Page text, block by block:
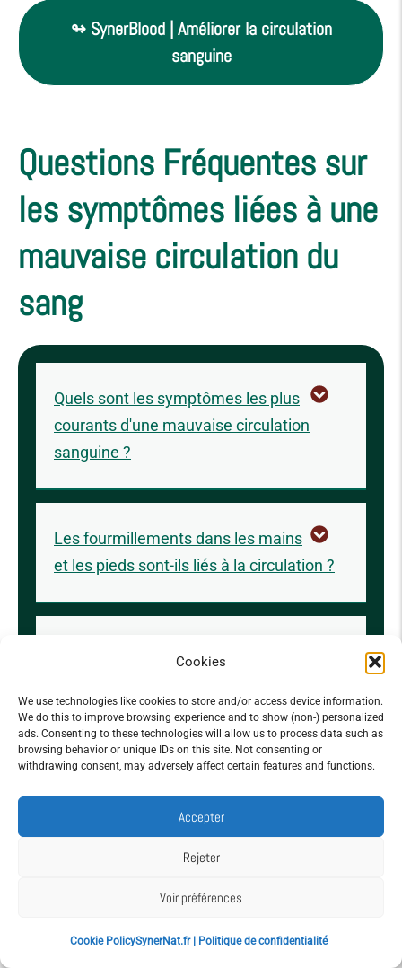
Cookies
We use technologies like cookies to store and/or access device information.
We do this to improve browsing experience and to show (non-) personalized
ads. Consenting to these technologies will allow us to process data such as
browsing behavior or unique IDs on this site. Not consenting or
withdrawing consent, may adversely affect certain features and functions.
Accepter
Rejeter
Voir préférences
Cookie PolicySynerNat.fr | Politique de confidentialité
↬ SynerBlood | Améliorer la circulation
sanguine
Questions Fréquentes sur
les symptômes liées à une
mauvaise circulation du
sang
Quels sont les symptômes les plus
courants d'une mauvaise circulation
sanguine ?
Les fourmillements dans les mains
et les pieds sont-ils liés à la circulation ?
Les varices sont-elles le signe d'un
Les crampes nocturnes sont-elles
peau peut-il signaler un trouble
circulatoire ?